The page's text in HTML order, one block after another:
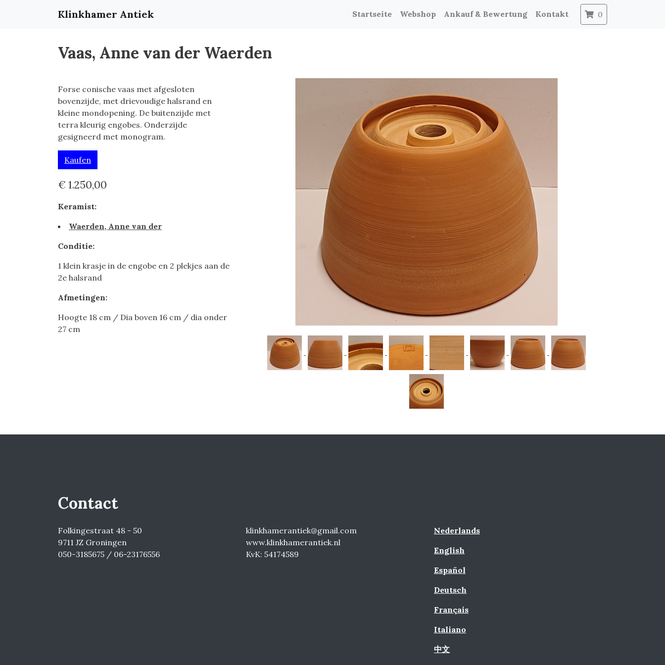
Klinkhamer Antiek Startseite Webshop Ankauf & Bewertung Kontakt 0
Vaas, Anne van der Waerden
Forse conische vaas met afgesloten
bovenzijde, met drievoudige halsrand en
kleine mondopening. De buitenzijde met
terra kleurig engobes. Onderzijde
gesigneerd met monogram.
Kaufen
€ 1.250,00
Keramist:
Waerden, Anne van der
Conditie:
1 klein krasje in de engobe en 2 plekjes aan de
2e halsrand
Afmetingen:
Hoogte 18 cm / Dia boven 16 cm / dia onder
27 cm
Contact
Folkingestraat 48 - 50
9711 JZ Groningen
050-3185675 / 06-23176556
klinkhamerantiek@gmail.com
www.klinkhamerantiek.nl
KvK: 54174589
Nederlands
English
Español
Deutsch
Français
Italiano
中文